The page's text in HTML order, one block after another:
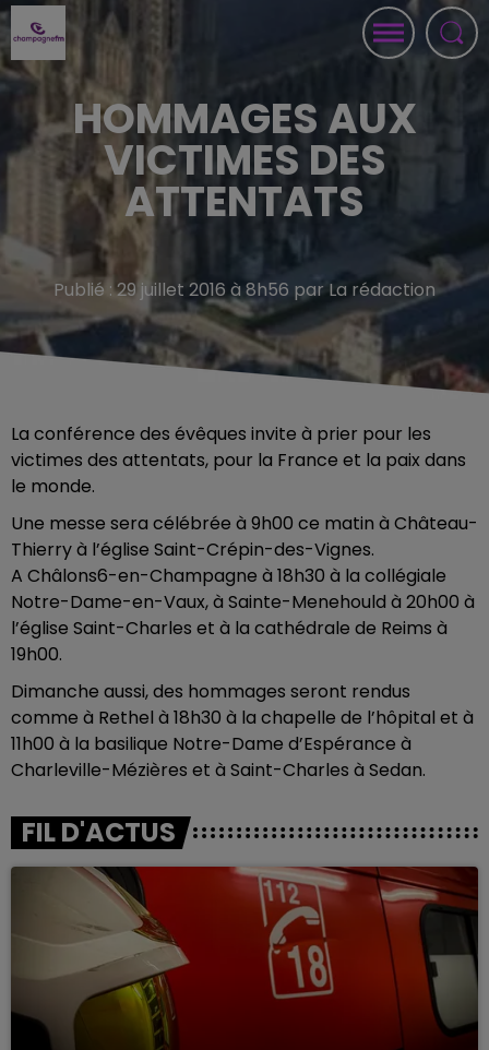
HOMMAGES AUX
VICTIMES DES
ATTENTATS
Publié : 29 juillet 2016 à 8h56 par La rédaction
La conférence des évêques invite à prier pour les
victimes des attentats, pour la France et la paix dans
le monde.
Une messe sera célébrée à 9h00 ce matin à Château-
Thierry à l’église Saint-Crépin-des-Vignes.
A Châlons6-en-Champagne à 18h30 à la collégiale
Notre-Dame-en-Vaux, à Sainte-Menehould à 20h00 à
l’église Saint-Charles et à la cathédrale de Reims à
19h00.
Dimanche aussi, des hommages seront rendus
comme à Rethel à 18h30 à la chapelle de l’hôpital et à
11h00 à la basilique Notre-Dame d’Espérance à
Charleville-Mézières et à Saint-Charles à Sedan.
FIL D'ACTUS